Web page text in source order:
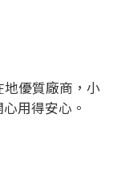
地優質廠商，小
用得安心。